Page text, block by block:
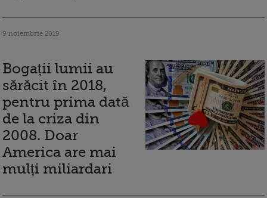
9 noiembrie 2019
Bogații lumii au
sărăcit în 2018,
pentru prima dată
de la criza din
2008. Doar
America are mai
mulți miliardari